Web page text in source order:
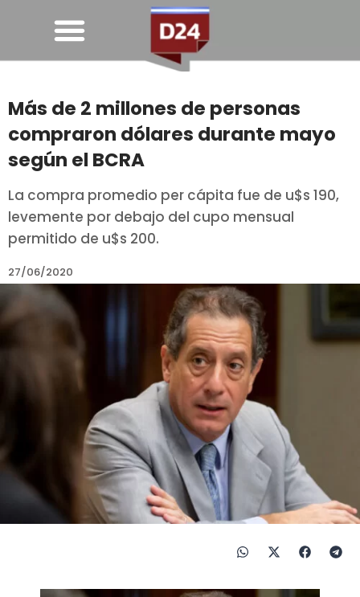
Más de 2 millones de personas
compraron dólares durante mayo
según el BCRA
La compra promedio per cápita fue de u$s 190,
levemente por debajo del cupo mensual
permitido de u$s 200.
27/06/2020